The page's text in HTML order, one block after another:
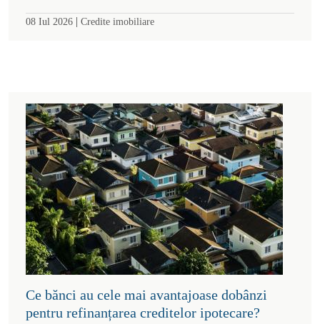
08 Iul 2026 | Credite imobiliare
Ce bănci au cele mai avantajoase dobânzi
pentru refinanțarea creditelor ipotecare?